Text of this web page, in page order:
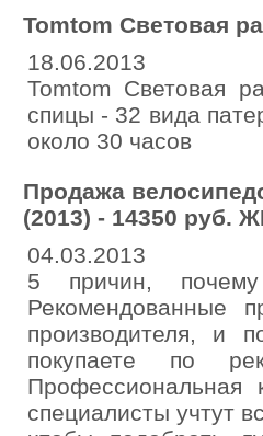
Tomtom Световая
18.06.2013
Tomtom Световая
спицы - 32 вида
около 30 часов
Продажа
(2013) - 14350 руб.
04.03.2013
5 причин,
Рекомендованные
производителя, и
покупаете по
Профессиональная
специалисты учтут